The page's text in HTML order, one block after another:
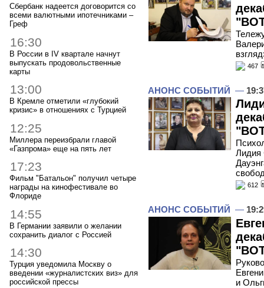
Сбербанк надеется договорится со
всеми валютными ипотечниками –
Греф
16:30
В России в IV квартале начнут
выпускать продовольственные
карты
13:00
В Кремле отметили «глубокий
кризис» в отношениях с Турцией
12:25
Миллера переизбрали главой
«Газпрома» еще на пять лет
17:23
Фильм "Батальон" получил четыре
награды на кинофестивале во
Флориде
14:55
В Германии заявили о желании
сохранить диалог с Россией
14:30
Турция уведомила Москву о
введении «журналистских виз» для
российской прессы
467
АНОНС СОБЫТИЙ —
Лидия
612
АНОНС СОБЫТИЙ —
и